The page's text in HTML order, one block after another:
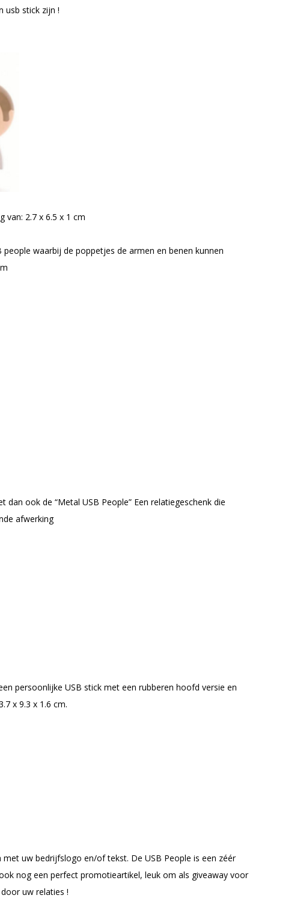
usb stick zijn !
van: 2.7 x 6.5 x 1 cm
waarbij de poppetjes de armen en benen kunnen
ook de “Metal USB People” Een relatiegeschenk die
afwerking
persoonlijke USB stick met een rubberen hoofd versie en
x 9.3 x 1.6 cm.
uw bedrijfslogo en/of tekst. De USB People is een zéér
nog een perfect promotieartikel, leuk om als giveaway voor
uw relaties !